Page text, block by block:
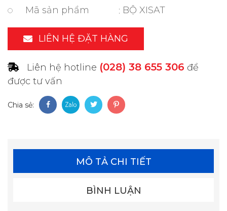
Mã sản phẩm BỘ XISAT
LIÊN HỆ ĐẶT HÀNG
Liên hệ hotline (028) 38 655 306 để
được tư vấn
Chia sẻ:
MÔ TẢ CHI TIẾT
BÌNH LUẬN